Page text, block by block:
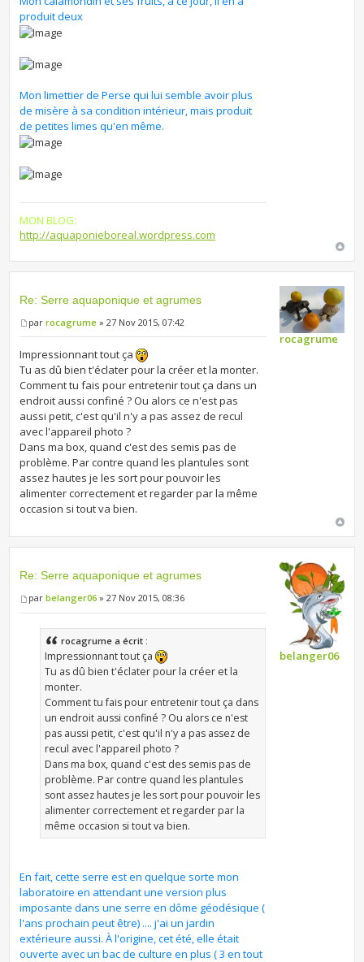
produit deux
Mon limettier de Perse qui lui semble avoir plus
de misère à sa condition intérieur, mais produit
de petites limes qu'en même.
MON BLOG:
http://aquaponieboreal.wordpress.com
Re: Serre aquaponique et agrumes
parrocagrume » 27 Nov 2015, 07:42
Impressionnant tout ça
Tu as dû bien t'éclater pour la créer et la monter.
Comment tu fais pour entretenir tout ça dans un
endroit aussi confiné ? Ou alors ce n'est pas
aussi petit, c'est qu'il n'y a pas assez de recul
avec l'appareil photo ?
Dans ma box, quand c'est des semis pas de
problème. Par contre quand les plantules sont
assez hautes je les sort pour pouvoir les
alimenter correctement et regarder par la même
occasion si tout va bien.
rocagrume
Re: Serre aquaponique et agrumes
parbelanger06 » 27 Nov 2015, 08:36
rocagrume a écrit :
Impressionnant tout ça
Tu as dû bien t'éclater pour la créer et la
monter.
Comment tu fais pour entretenir tout ça dans
un endroit aussi confiné ? Ou alors ce n'est
pas aussi petit, c'est qu'il n'y a pas assez de
recul avec l'appareil photo ?
Dans ma box, quand c'est des semis pas de
problème. Par contre quand les plantules
sont assez hautes je les sort pour pouvoir les
alimenter correctement et regarder par la
même occasion si tout va bien.
En fait, cette serre est en quelque sorte mon
laboratoire en attendant une version plus
imposante dans une serre en dôme géodésique (
l'ans prochain peut être) .... j'ai un jardin
extérieure aussi. À l'origine, cet été, elle était
ouverte avec un bac de culture en plus ( 3 en tout
belanger06